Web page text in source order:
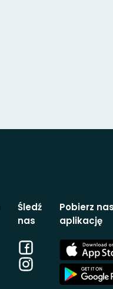
Śledź
nas
Facebook
Instagram
Pobierz
aplikację
App
Store
App
Store